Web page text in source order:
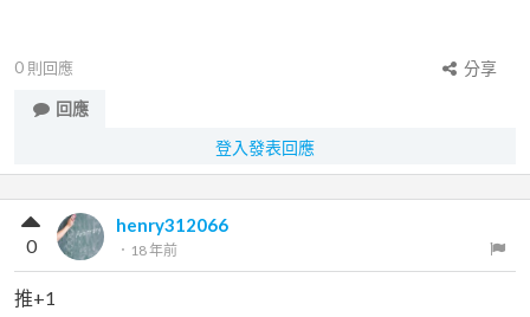
0 則回應
分享
回應
登入發表回應
henry312066
． 18 年前
0
推+1